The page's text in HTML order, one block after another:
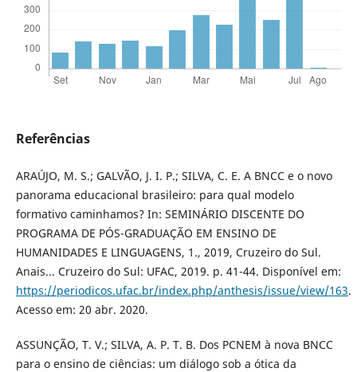
Referências
ARAÚJO, M. S.; GALVÃO, J. I. P.; SILVA, C. E. A BNCC e o novo
panorama educacional brasileiro: para qual modelo
formativo caminhamos? In: SEMINÁRIO DISCENTE DO
PROGRAMA DE PÓS-GRADUAÇÃO EM ENSINO DE
HUMANIDADES E LINGUAGENS, 1., 2019, Cruzeiro do Sul.
Anais... Cruzeiro do Sul: UFAC, 2019. p. 41-44. Disponível em:
https://periodicos.ufac.br/index.php/anthesis/issue/view/163.
Acesso em: 20 abr. 2020.
ASSUNÇÃO, T. V.; SILVA, A. P. T. B. Dos PCNEM à nova BNCC
para o ensino de ciências: um diálogo sob a ótica da